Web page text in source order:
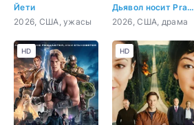
Йети
2026, США, ужасы
Дьявол носит Prada 2
2026, США, драма
HD HD